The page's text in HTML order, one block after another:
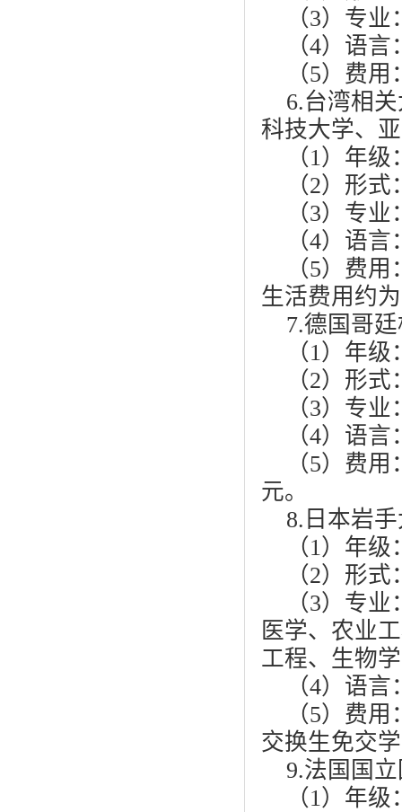
（3）专
（4）语
（5）费
6.台湾相
科技大学、
（1）年
（2）形
（3）专
（4）语
（5）费
生活费用约
7.德国哥
（1）年
（2）形
（3）专
（4）语
（5）费
元。
8.日本岩
（1）年
（2）形
（3）专
医学、农业
工程、生物
（4）语
（5）费
交换生免交
9.法国国
（1）年